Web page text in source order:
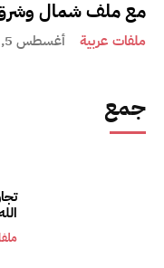
مع ملف شمال
ملفات عربية أغسطس 5, 2026
جمع